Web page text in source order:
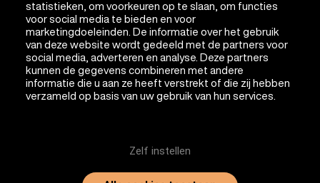
statistieken, om voorkeuren op te slaan, om functies
voor social media te bieden en voor
marketingdoeleinden. De informatie over het gebruik
van deze website wordt gedeeld met de partners voor
social media, adverteren en analyse. Deze partners
kunnen de gegevens combineren met andere
informatie die u aan ze heeft verstrekt of die zij hebben
verzameld op basis van uw gebruik van hun services.
Zelf instellen